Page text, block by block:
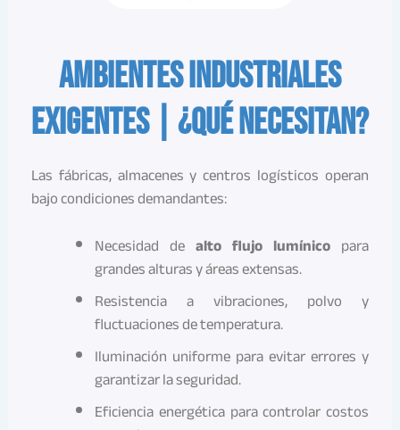
Ambientes industriales
exigentes | ¿Qué necesitan?
Las fábricas, almacenes y centros logísticos operan
bajo condiciones demandantes:
Necesidad de alto flujo lumínico para
grandes alturas y áreas extensas.
Resistencia a vibraciones, polvo y
fluctuaciones de temperatura.
Iluminación uniforme para evitar errores y
garantizar la seguridad.
Eficiencia energética para controlar costos